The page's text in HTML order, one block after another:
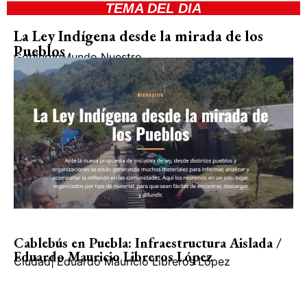
TEMA DEL DIA
La Ley Indígena desde la mirada de los
Pueblos
GobiernoMundo Nuestro